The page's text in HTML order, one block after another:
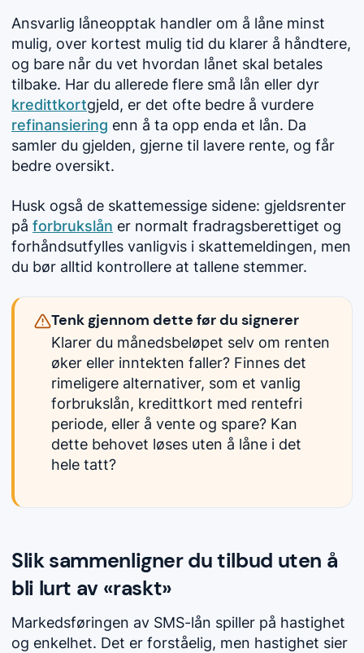
Ansvarlig låneopptak handler om å låne minst
mulig, over kortest mulig tid du klarer å håndtere,
og bare når du vet hvordan lånet skal betales
tilbake. Har du allerede flere små lån eller dyr
kredittkortgjeld, er det ofte bedre å vurdere
refinansiering enn å ta opp enda et lån. Da
samler du gjelden, gjerne til lavere rente, og får
bedre oversikt.
Husk også de skattemessige sidene: gjeldsrenter
på forbrukslån er normalt fradragsberettiget og
forhåndsutfylles vanligvis i skattemeldingen, men
du bør alltid kontrollere at tallene stemmer.
Tenk gjennom dette før du signerer
Klarer du månedsbeløpet selv om renten
øker eller inntekten faller? Finnes det
rimeligere alternativer, som et vanlig
forbrukslån, kredittkort med rentefri
periode, eller å vente og spare? Kan
dette behovet løses uten å låne i det
hele tatt?
Slik sammenligner du tilbud uten å
bli lurt av «raskt»
Markedsføringen av SMS-lån spiller på hastighet
og enkelhet. Det er forståelig, men hastighet sier